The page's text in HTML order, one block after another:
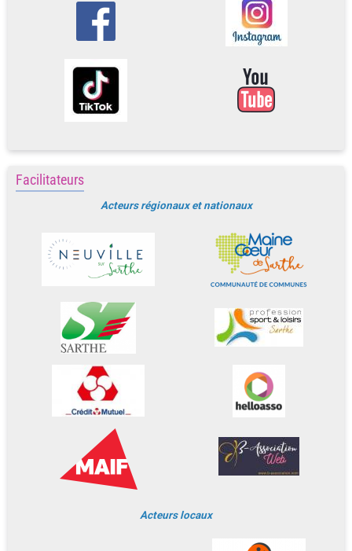
Facilitateurs
Acteurs régionaux et nationaux
Acteurs locaux